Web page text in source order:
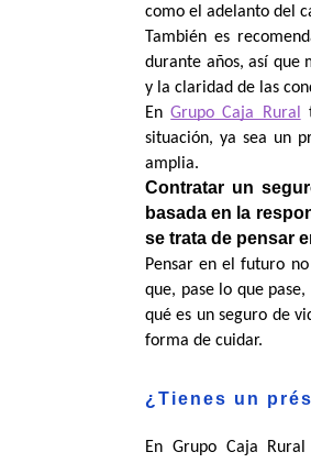
como el adelanto del
También es
durante años, así que
y la claridad de las
En Grupo Caja Rural
situación, ya sea un
amplia.
Contratar un
basada en la
se trata de pensar
Pensar en el futuro
que, pase lo que
qué es un seguro de
forma de cuidar.
¿Tienes un
En Grupo Caja